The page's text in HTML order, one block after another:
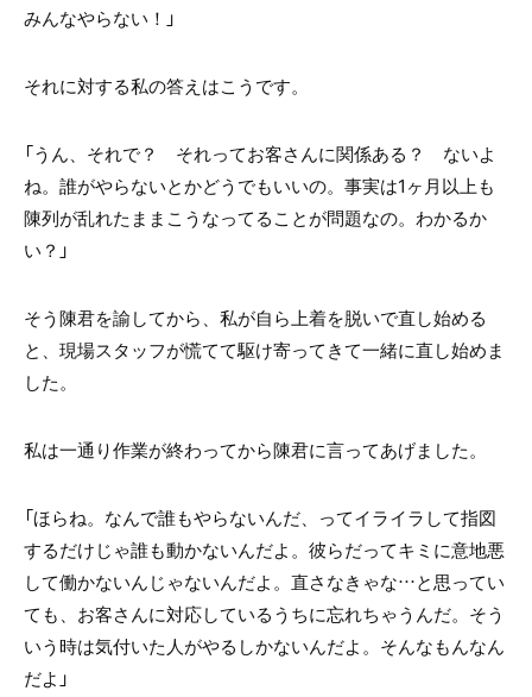
みんなやらない！」
それに対する私の答えはこうです。
「うん、それで？ それってお客さんに関係ある？ ないよ
ね。誰がやらないとかどうでもいいの。事実は1ヶ月以上も
陳列が乱れたままこうなってることが問題なの。わかるか
い？」
そう陳君を諭してから、私が自ら上着を脱いで直し始める
と、現場スタッフが慌てて駆け寄ってきて一緒に直し始めま
した。
私は一通り作業が終わってから陳君に言ってあげました。
「ほらね。なんで誰もやらないんだ、ってイライラして指図
するだけじゃ誰も動かないんだよ。彼らだってキミに意地悪
して働かないんじゃないんだよ。直さなきゃな…と思ってい
ても、お客さんに対応しているうちに忘れちゃうんだ。そう
いう時は気付いた人がやるしかないんだよ。そんなもんなん
だよ」